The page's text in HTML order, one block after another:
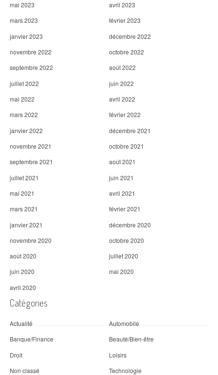
mai 2023
avril 2023
mars 2023
février 2023
janvier 2023
décembre 2022
novembre 2022
octobre 2022
septembre 2022
août 2022
juillet 2022
juin 2022
mai 2022
avril 2022
mars 2022
février 2022
janvier 2022
décembre 2021
novembre 2021
octobre 2021
septembre 2021
août 2021
juillet 2021
juin 2021
mai 2021
avril 2021
mars 2021
février 2021
janvier 2021
décembre 2020
novembre 2020
octobre 2020
août 2020
juillet 2020
juin 2020
mai 2020
avril 2020
Catégories
Actualité
Automobile
Banque/Finance
Beauté/Bien-être
Droit
Loisirs
Non classé
Technologie